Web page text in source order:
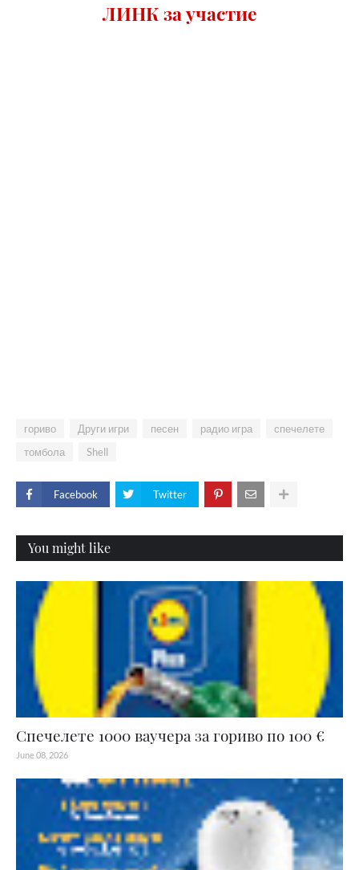
ЛИНК за участие
гориво Други игри песен радио игра
спечелете
томбола
Shell
Facebook Twitter
You might like
Спечелете 1000 ваучера за гориво по 100 €
June 08, 2026